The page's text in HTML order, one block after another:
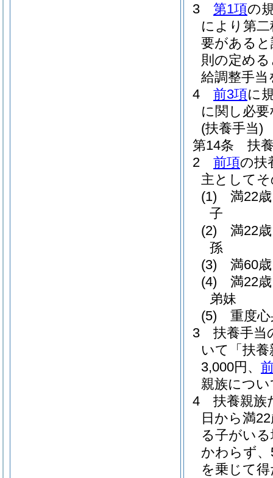
3
第1項の
により第
要がある
則の定め
給調整手
4
前3項に
に関し必
(扶養手当)
第14条
扶
2
前項の扶
主として
(1)
満22
子
(2)
満22
孫
(3)
満60
(4)
満22
弟妹
(5)
重度
3
扶養手当
いて「扶
3,000円、
親族につ
4
扶養親族
日から満
る子がい
かわらず
を乗じて